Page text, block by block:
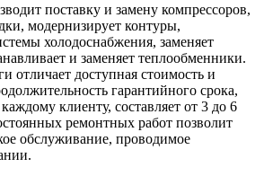
поставку и замену компрессоров,
модернизирует контуры,
холодоснабжения, заменяет
и заменяет теплообменники.
отличает доступная стоимость и
гарантийного срока,
клиенту, составляет от 3 до 6
ремонтных работ позволит
обслуживание, проводимое